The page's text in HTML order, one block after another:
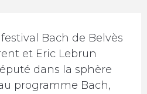
Bach de Belvès
et Eric Lebrun
dans la sphère
programme Bach,